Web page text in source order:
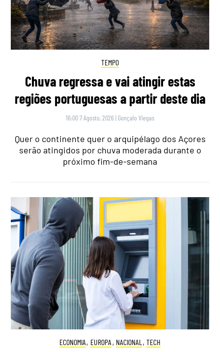
TEMPO
Chuva regressa e vai atingir estas
regiões portuguesas a partir deste dia
16:00 7 Agosto, 2026 | Gonçalo Viegas
Quer o continente quer o arquipélago dos Açores
serão atingidos por chuva moderada durante o
próximo fim-de-semana
ECONOMIA, EUROPA , NACIONAL , TECH